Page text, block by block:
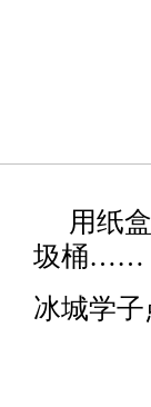
用纸
圾桶……
冰城学